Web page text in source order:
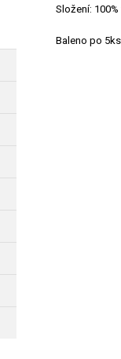
Složení:
Baleno po 5ks